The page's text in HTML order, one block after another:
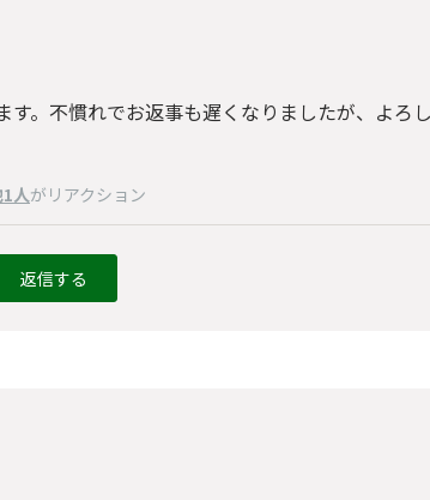
す。不慣れでお返事も遅くなりましたが、よろ
人がリアクション
返信する